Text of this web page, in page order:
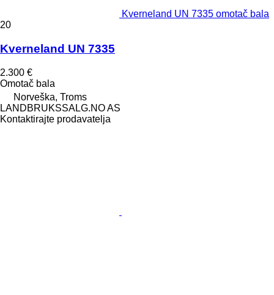
Kverneland UN 7335 omotač bala
20
Kverneland UN 7335
2.300 €
Omotač bala
Norveška, Troms
LANDBRUKSSALG.NO AS
Kontaktirajte prodavatelja